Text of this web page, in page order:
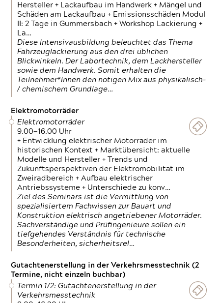
Hersteller + Lackaufbau im Handwerk + Mängel und
Schäden am Lackaufbau + Emissionsschäden Modul
II: 2 Tage in Gummersbach + Workshop Lackierung +
La…
Diese Intensivausbildung beleuchtet das Thema
Fahrzeuglackierung aus den drei üblichen
Blickwinkeln. Der Labortechnik, dem Lackhersteller
sowie dem Handwerk. Somit erhalten die
Teilnehmer*Innen den nötigen Mix aus physikalisch-
/ chemischem Grundlage…
Elektromotorräder
Elektromotorräder
9.00—16.00 Uhr
+ Entwicklung elektrischer Motorräder im
historischen Kontext + Marktübersicht: aktuelle
Modelle und Hersteller + Trends und
Zukunftsperspektiven der Elektromobilität im
Zweiradbereich + Aufbau elektrischer
Antriebssysteme + Unterschiede zu konv…
Ziel des Seminars ist die Vermittlung von
spezialisiertem Fachwissen zur Bauart und
Konstruktion elektrisch angetriebener Motorräder.
Sachverständige und Prüfingenieure sollen ein
tiefgehendes Verständnis für technische
Besonderheiten, sicherheitsrel…
Gutachtenerstellung in der Verkehrsmesstechnik (2
Termine, nicht einzeln buchbar)
Termin 1/2: Gutachtenerstellung in der
Verkehrsmesstechnik